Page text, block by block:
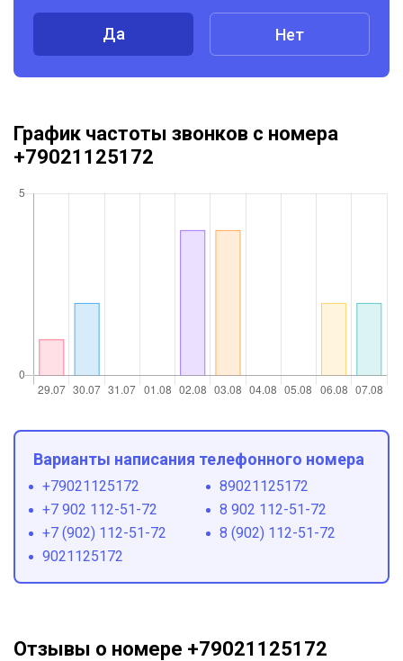
Да Нет
График частоты звонков с номера
+79021125172
Варианты написания телефонного номера
+79021125172
89021125172
+7 902 112-51-72
8 902 112-51-72
+7 (902) 112-51-72
8 (902) 112-51-72
9021125172
Отзывы о номере +79021125172